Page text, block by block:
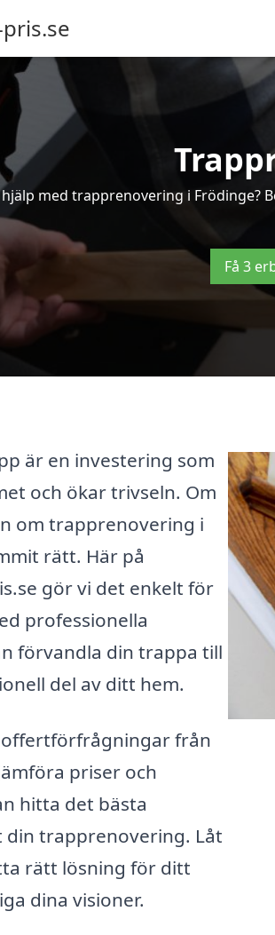
med trapprenovering i
Få 3
är en investering som
och ökar trivseln. Om
om trapprenovering i
rätt. Här på
gör vi det enkelt för
professionella
förvandla din trappa till
del av ditt hem.
offertförfrågningar från
priser och
hitta det bästa
trapprenovering. Låt
rätt lösning för ditt
dina visioner.